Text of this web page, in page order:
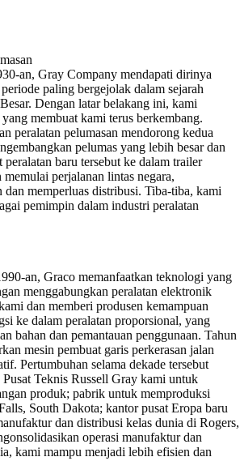
an, Gray Company mendapati dirinya
paling bergejolak dalam sejarah
Dengan latar belakang ini, kami
membuat kami terus berkembang.
peralatan pelumasan mendorong kedua
pelumas yang lebih besar dan
baru tersebut ke dalam trailer
perjalanan lintas negara,
dan memperluas distribusi. Tiba-tiba, kami
pemimpin dalam industri peralatan
an, Graco memanfaatkan teknologi yang
menggabungkan peralatan elektronik
dan memberi produsen kemampuan
ke dalam peralatan proporsional, yang
bahan dan pemantauan penggunaan. Tahun
mesin pembuat garis perkerasan jalan
Pertumbuhan selama dekade tersebut
Teknis Russell Gray kami untuk
produk; pabrik untuk memproduksi
South Dakota; kantor pusat Eropa baru
dan distribusi kelas dunia di Rogers,
operasi manufaktur dan
kami mampu menjadi lebih efisien dan